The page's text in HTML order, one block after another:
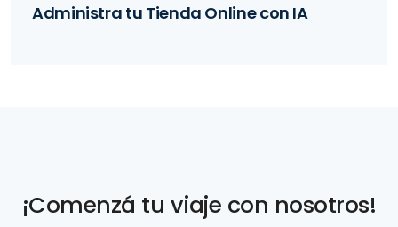
Administra tu Tienda Online con IA
¡Comenzá tu viaje con nosotros!